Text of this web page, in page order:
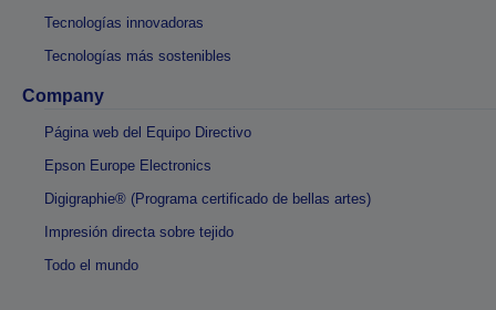
Tecnologías innovadoras
Tecnologías más sostenibles
Company
Página web del Equipo Directivo
Epson Europe Electronics
Digigraphie® (Programa certificado de bellas artes)
Impresión directa sobre tejido
Todo el mundo